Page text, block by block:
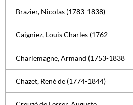
Brazier, Nicolas (1783-1838)
Caigniez, Louis Charles (1762-
Charlemagne, Armand (1753-1838
Chazet, René de (1774-1844)